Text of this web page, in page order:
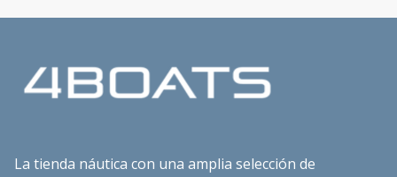
La tienda náutica con una amplia selección de